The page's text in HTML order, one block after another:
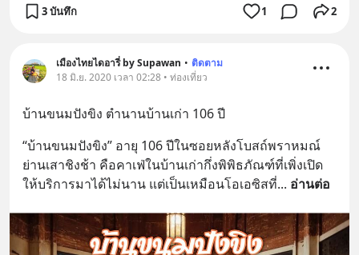
3 บันทึก 1 2
เมืองไทยไดอารี่ by Supawan • ติดตาม
18 มิ.ย. 2020 เวลา 02:28 • ท่องเที่ยว
บ้านขนมปังขิง ตำนานบ้านเก่า 106 ปี
“บ้านขนมปังขิง” อายุ 106 ปีในซอยหลังโบสถ์พราหมณ์
ย่านเสาชิงช้า คือคาเฟ่ในบ้านเก่ากึ่งพิพิธภัณฑ์ที่เพิ่งเปิด
ให้บริการมาได้ไม่นาน แต่เป็นเหมือนโอเอซิสที่... อ่านต่อ